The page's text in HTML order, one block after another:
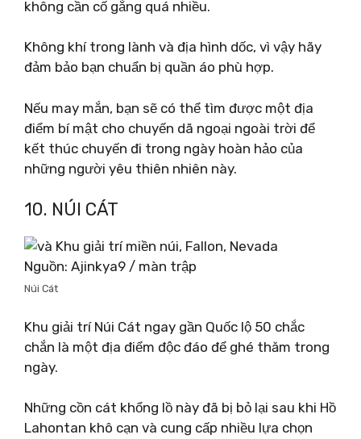
không cần cố gắng quá nhiều.
Không khí trong lành và địa hình dốc, vì vậy hãy
đảm bảo bạn chuẩn bị quần áo phù hợp.
Nếu may mắn, bạn sẽ có thể tìm được một địa
điểm bí mật cho chuyến dã ngoại ngoài trời để
kết thúc chuyến đi trong ngày hoàn hảo của
những người yêu thiên nhiên này.
10. NÚI CÁT
Nguồn: Ajinkya9 / màn trập
Núi Cát
Khu giải trí Núi Cát ngay gần Quốc lộ 50 chắc
chắn là một địa điểm độc đáo để ghé thăm trong
ngày.
Những cồn cát khổng lồ này đã bị bỏ lại sau khi Hồ
Lahontan khô cạn và cung cấp nhiều lựa chọn